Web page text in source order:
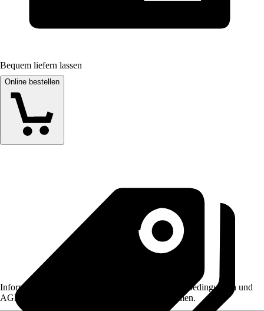
Bequem liefern lassen
Online bestellen
Informationen des Verkäufers, wie z. B. Rückgabebedingungen und
AGB, finden Sie bei Klick auf den Verkäufernamen.